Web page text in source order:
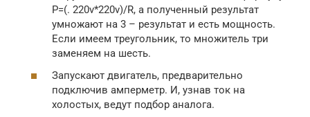
P=(. 220v*220v)/R, а полученный результат
умножают на 3 – результат и есть мощность.
Если имеем треугольник, то множитель три
заменяем на шесть.
Запускают двигатель, предварительно
подключив амперметр. И, узнав ток на
холостых, ведут подбор аналога.